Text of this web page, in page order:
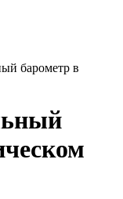
барометр в